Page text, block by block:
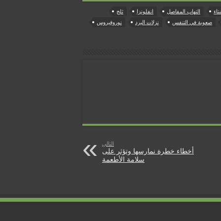
التهاب المفاصل انفلونزا
ثلج
صعوبة في التنفس نزلات البرد نوروفيروس
التالي
أخطاء خطرة نمارسها وتؤثر على
سلامة الأطعمة